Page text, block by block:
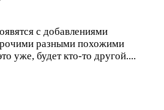
с добавлениями
разными похожими
уже, будет кто-то другой....